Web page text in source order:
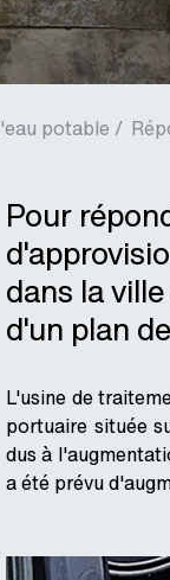
potable /
Pour
dans la
d'un plan
L'usine de
portuaire située
dus à
a été prévu